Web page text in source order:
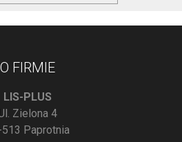
O FIRMIE
LIS-PLUS
Zielona 4
Paprotnia